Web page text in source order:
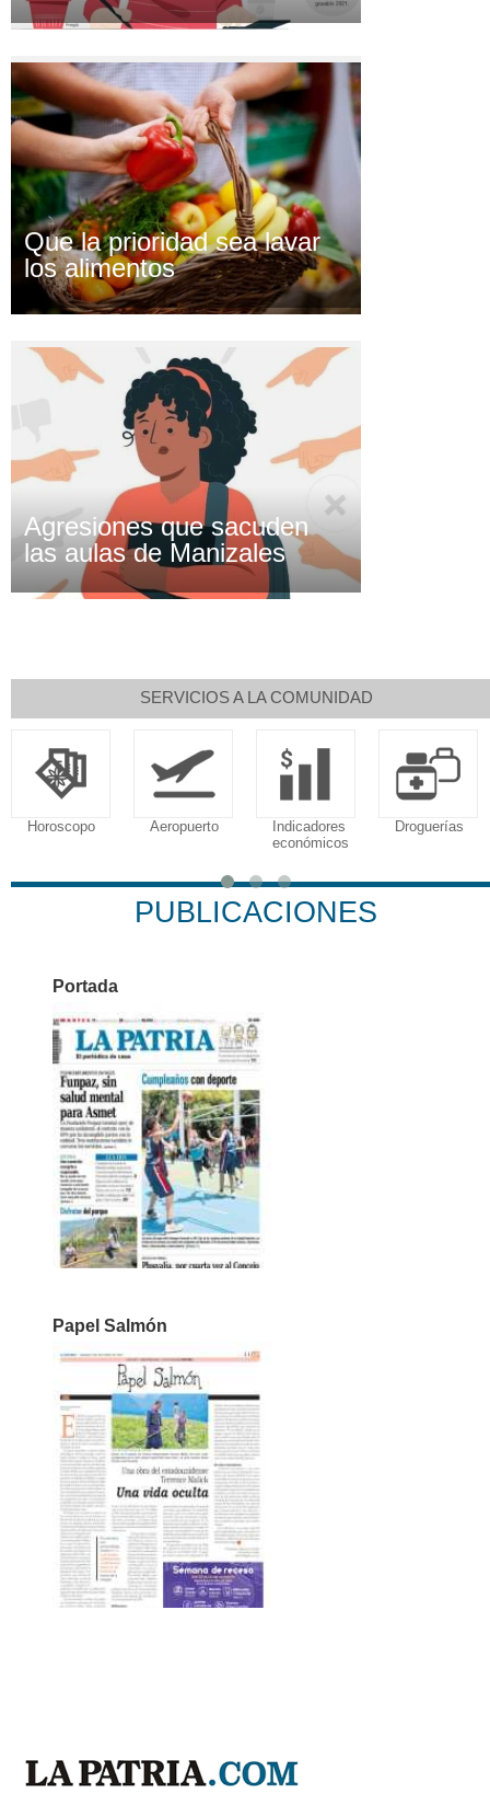
Que la prioridad sea lavar
los alimentos
Agresiones que sacuden
las aulas de Manizales
SERVICIOS A LA COMUNIDAD
Aeropuerto
Indicadores
Droguerías Notarías
PUBLICACIONES
Portada
Papel Salmón